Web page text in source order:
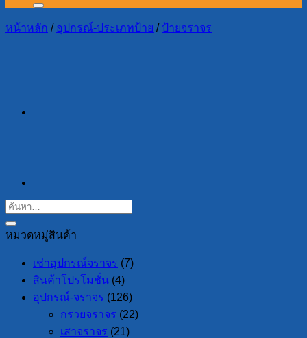
หน้าหลัก / อุปกรณ์-ประเภทป้าย / ป้ายจราจร
หมวดหมู่สินค้า
เช่าอุปกรณ์จราจร (7)
สินค้าโปรโมชั่น (4)
อุปกรณ์-จราจร (126)
กรวยจราจร (22)
เสาจราจร (21)